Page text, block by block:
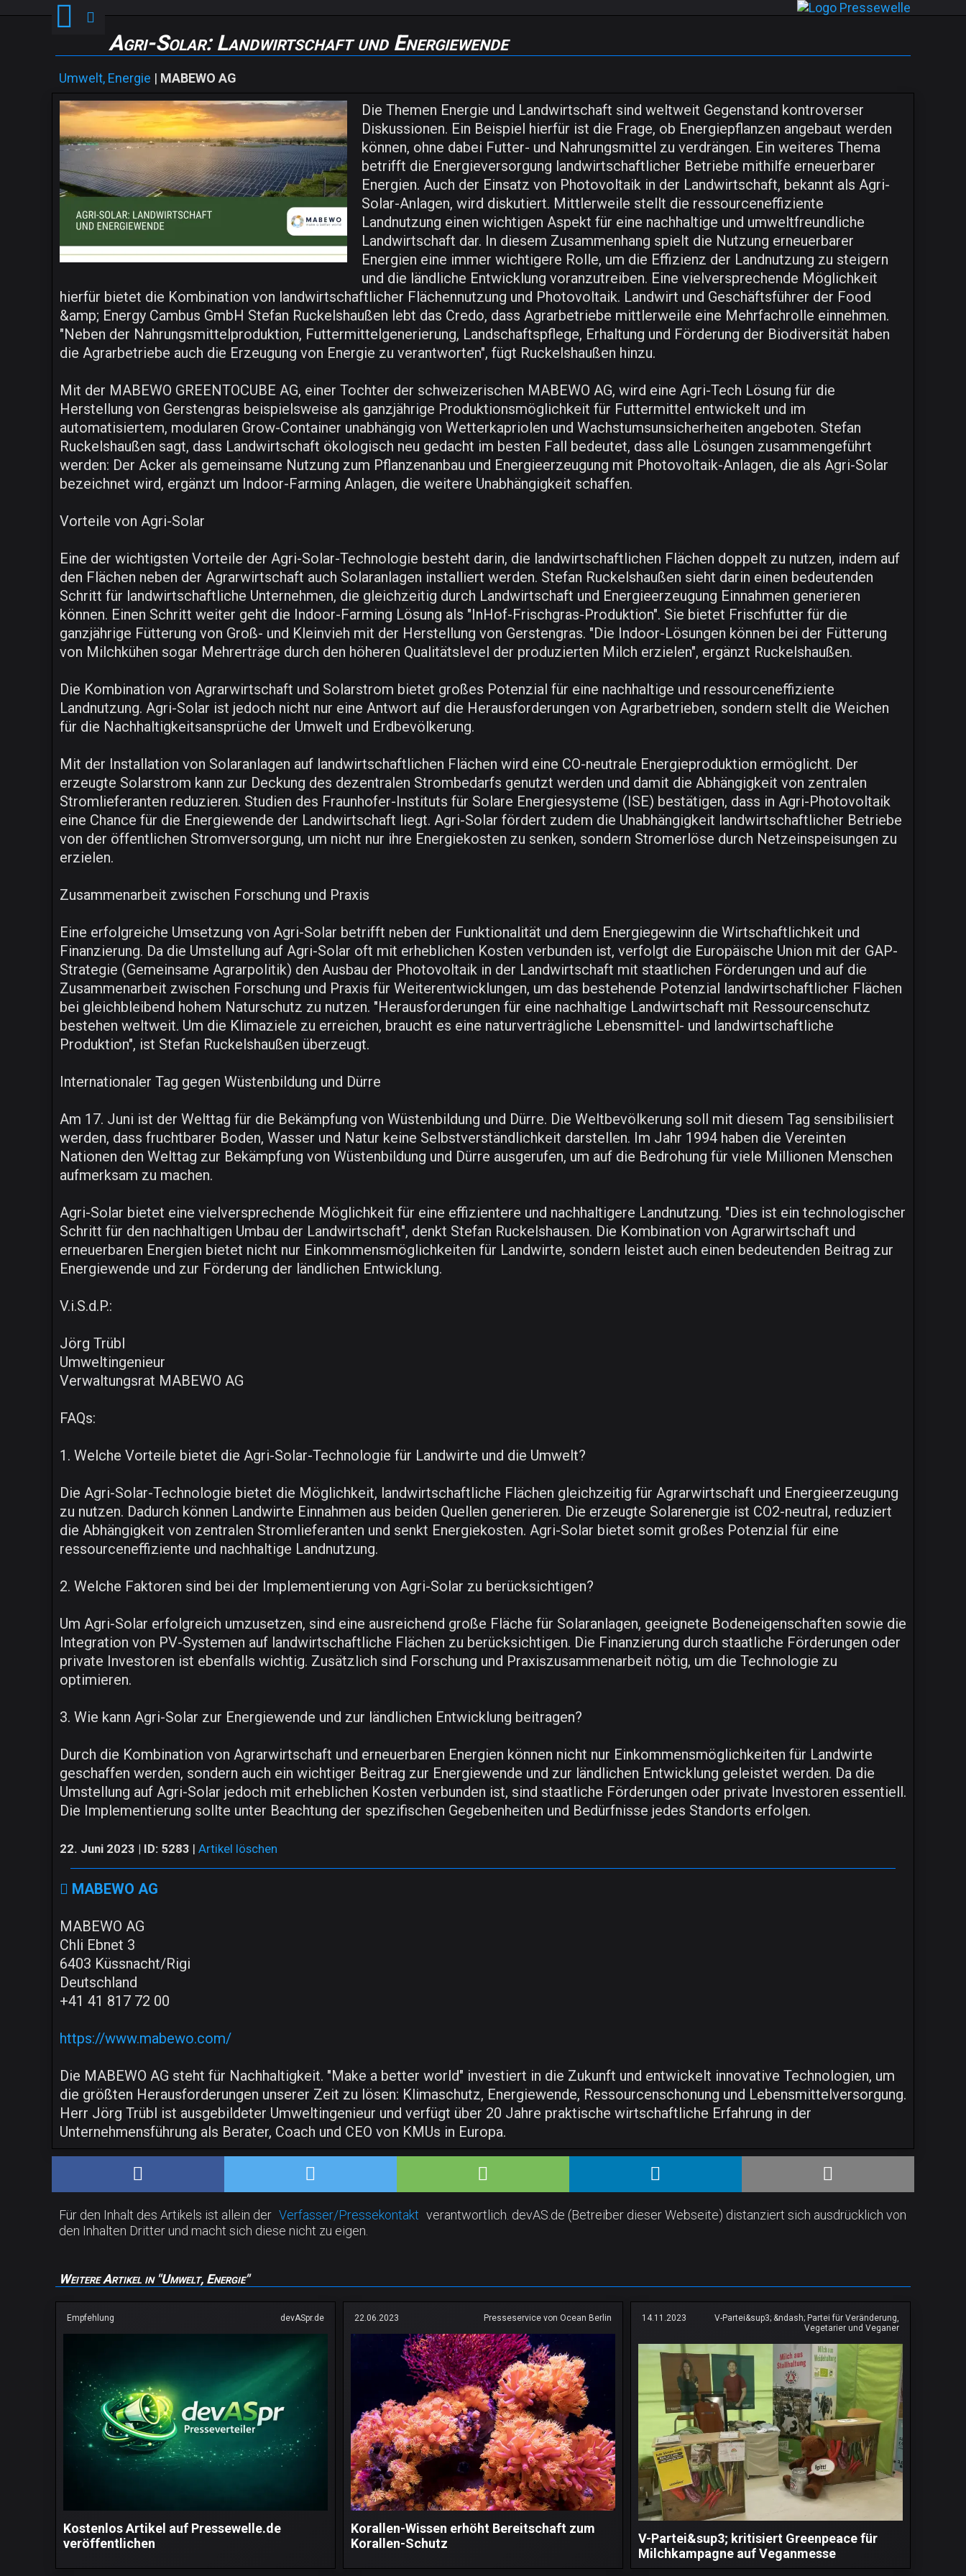
Agri-Solar: Landwirtschaft und Energiewende
Umwelt, Energie | MABEWO AG
Die Themen Energie und Landwirtschaft sind weltweit Gegenstand kontroverser
Diskussionen. Ein Beispiel hierfür ist die Frage, ob Energiepflanzen angebaut werden
können, ohne dabei Futter- und Nahrungsmittel zu verdrängen. Ein weiteres Thema
betrifft die Energieversorgung landwirtschaftlicher Betriebe mithilfe erneuerbarer
Energien. Auch der Einsatz von Photovoltaik in der Landwirtschaft, bekannt als Agri-
Solar-Anlagen, wird diskutiert. Mittlerweile stellt die ressourceneffiziente
Landnutzung einen wichtigen Aspekt für eine nachhaltige und umweltfreundliche
Landwirtschaft dar. In diesem Zusammenhang spielt die Nutzung erneuerbarer
Energien eine immer wichtigere Rolle, um die Effizienz der Landnutzung zu steigern
und die ländliche Entwicklung voranzutreiben. Eine vielversprechende Möglichkeit
hierfür bietet die Kombination von landwirtschaftlicher Flächennutzung und Photovoltaik. Landwirt und Geschäftsführer der Food
&amp; Energy Cambus GmbH Stefan Ruckelshaußen lebt das Credo, dass Agrarbetriebe mittlerweile eine Mehrfachrolle einnehmen.
"Neben der Nahrungsmittelproduktion, Futtermittelgenerierung, Landschaftspflege, Erhaltung und Förderung der Biodiversität haben
die Agrarbetriebe auch die Erzeugung von Energie zu verantworten", fügt Ruckelshaußen hinzu.
Mit der MABEWO GREENTOCUBE AG, einer Tochter der schweizerischen MABEWO AG, wird eine Agri-Tech Lösung für die
Herstellung von Gerstengras beispielsweise als ganzjährige Produktionsmöglichkeit für Futtermittel entwickelt und im
automatisiertem, modularen Grow-Container unabhängig von Wetterkapriolen und Wachstumsunsicherheiten angeboten. Stefan
Ruckelshaußen sagt, dass Landwirtschaft ökologisch neu gedacht im besten Fall bedeutet, dass alle Lösungen zusammengeführt
werden: Der Acker als gemeinsame Nutzung zum Pflanzenanbau und Energieerzeugung mit Photovoltaik-Anlagen, die als Agri-Solar
bezeichnet wird, ergänzt um Indoor-Farming Anlagen, die weitere Unabhängigkeit schaffen.
Vorteile von Agri-Solar
Eine der wichtigsten Vorteile der Agri-Solar-Technologie besteht darin, die landwirtschaftlichen Flächen doppelt zu nutzen, indem auf
den Flächen neben der Agrarwirtschaft auch Solaranlagen installiert werden. Stefan Ruckelshaußen sieht darin einen bedeutenden
Schritt für landwirtschaftliche Unternehmen, die gleichzeitig durch Landwirtschaft und Energieerzeugung Einnahmen generieren
können. Einen Schritt weiter geht die Indoor-Farming Lösung als "InHof-Frischgras-Produktion". Sie bietet Frischfutter für die
ganzjährige Fütterung von Groß- und Kleinvieh mit der Herstellung von Gerstengras. "Die Indoor-Lösungen können bei der Fütterung
von Milchkühen sogar Mehrerträge durch den höheren Qualitätslevel der produzierten Milch erzielen", ergänzt Ruckelshaußen.
Die Kombination von Agrarwirtschaft und Solarstrom bietet großes Potenzial für eine nachhaltige und ressourceneffiziente
Landnutzung. Agri-Solar ist jedoch nicht nur eine Antwort auf die Herausforderungen von Agrarbetrieben, sondern stellt die Weichen
für die Nachhaltigkeitsansprüche der Umwelt und Erdbevölkerung.
Mit der Installation von Solaranlagen auf landwirtschaftlichen Flächen wird eine CO-neutrale Energieproduktion ermöglicht. Der
erzeugte Solarstrom kann zur Deckung des dezentralen Strombedarfs genutzt werden und damit die Abhängigkeit von zentralen
Stromlieferanten reduzieren. Studien des Fraunhofer-Instituts für Solare Energiesysteme (ISE) bestätigen, dass in Agri-Photovoltaik
eine Chance für die Energiewende der Landwirtschaft liegt. Agri-Solar fördert zudem die Unabhängigkeit landwirtschaftlicher Betriebe
von der öffentlichen Stromversorgung, um nicht nur ihre Energiekosten zu senken, sondern Stromerlöse durch Netzeinspeisungen zu
erzielen.
Zusammenarbeit zwischen Forschung und Praxis
Eine erfolgreiche Umsetzung von Agri-Solar betrifft neben der Funktionalität und dem Energiegewinn die Wirtschaftlichkeit und
Finanzierung. Da die Umstellung auf Agri-Solar oft mit erheblichen Kosten verbunden ist, verfolgt die Europäische Union mit der GAP-
Strategie (Gemeinsame Agrarpolitik) den Ausbau der Photovoltaik in der Landwirtschaft mit staatlichen Förderungen und auf die
Zusammenarbeit zwischen Forschung und Praxis für Weiterentwicklungen, um das bestehende Potenzial landwirtschaftlicher Flächen
bei gleichbleibend hohem Naturschutz zu nutzen. "Herausforderungen für eine nachhaltige Landwirtschaft mit Ressourcenschutz
bestehen weltweit. Um die Klimaziele zu erreichen, braucht es eine naturverträgliche Lebensmittel- und landwirtschaftliche
Produktion", ist Stefan Ruckelshaußen überzeugt.
Internationaler Tag gegen Wüstenbildung und Dürre
Am 17. Juni ist der Welttag für die Bekämpfung von Wüstenbildung und Dürre. Die Weltbevölkerung soll mit diesem Tag sensibilisiert
werden, dass fruchtbarer Boden, Wasser und Natur keine Selbstverständlichkeit darstellen. Im Jahr 1994 haben die Vereinten
Nationen den Welttag zur Bekämpfung von Wüstenbildung und Dürre ausgerufen, um auf die Bedrohung für viele Millionen Menschen
aufmerksam zu machen.
Agri-Solar bietet eine vielversprechende Möglichkeit für eine effizientere und nachhaltigere Landnutzung. "Dies ist ein technologischer
Schritt für den nachhaltigen Umbau der Landwirtschaft", denkt Stefan Ruckelshausen. Die Kombination von Agrarwirtschaft und
erneuerbaren Energien bietet nicht nur Einkommensmöglichkeiten für Landwirte, sondern leistet auch einen bedeutenden Beitrag zur
Energiewende und zur Förderung der ländlichen Entwicklung.
V.i.S.d.P.:
Jörg Trübl
Umweltingenieur
Verwaltungsrat MABEWO AG
FAQs:
1. Welche Vorteile bietet die Agri-Solar-Technologie für Landwirte und die Umwelt?
Die Agri-Solar-Technologie bietet die Möglichkeit, landwirtschaftliche Flächen gleichzeitig für Agrarwirtschaft und Energieerzeugung
zu nutzen. Dadurch können Landwirte Einnahmen aus beiden Quellen generieren. Die erzeugte Solarenergie ist CO2-neutral, reduziert
die Abhängigkeit von zentralen Stromlieferanten und senkt Energiekosten. Agri-Solar bietet somit großes Potenzial für eine
ressourceneffiziente und nachhaltige Landnutzung.
2. Welche Faktoren sind bei der Implementierung von Agri-Solar zu berücksichtigen?
Um Agri-Solar erfolgreich umzusetzen, sind eine ausreichend große Fläche für Solaranlagen, geeignete Bodeneigenschaften sowie die
Integration von PV-Systemen auf landwirtschaftliche Flächen zu berücksichtigen. Die Finanzierung durch staatliche Förderungen oder
private Investoren ist ebenfalls wichtig. Zusätzlich sind Forschung und Praxiszusammenarbeit nötig, um die Technologie zu
optimieren.
3. Wie kann Agri-Solar zur Energiewende und zur ländlichen Entwicklung beitragen?
Durch die Kombination von Agrarwirtschaft und erneuerbaren Energien können nicht nur Einkommensmöglichkeiten für Landwirte
geschaffen werden, sondern auch ein wichtiger Beitrag zur Energiewende und zur ländlichen Entwicklung geleistet werden. Da die
Umstellung auf Agri-Solar jedoch mit erheblichen Kosten verbunden ist, sind staatliche Förderungen oder private Investoren essentiell.
Die Implementierung sollte unter Beachtung der spezifischen Gegebenheiten und Bedürfnisse jedes Standorts erfolgen.
22. Juni 2023 | ID: 5283 Artikel löschen
MABEWO AG
MABEWO AG
Chli Ebnet 3
6403 Küssnacht/Rigi
Deutschland
+41 41 817 72 00
https://www.mabewo.com/
Die MABEWO AG steht für Nachhaltigkeit. "Make a better world" investiert in die Zukunft und entwickelt innovative Technologien, um
die größten Herausforderungen unserer Zeit zu lösen: Klimaschutz, Energiewende, Ressourcenschonung und Lebensmittelversorgung.
Herr Jörg Trübl ist ausgebildeter Umweltingenieur und verfügt über 20 Jahre praktische wirtschaftliche Erfahrung in der
Unternehmensführung als Berater, Coach und CEO von KMUs in Europa.
Für den Inhalt des Artikels ist allein der Verfasser/Pressekontakt verantwortlich. devAS.de (Betreiber dieser Webseite) distanziert sich ausdrücklich von
den Inhalten Dritter und macht sich diese nicht zu eigen.
Weitere Artikel in "Umwelt, Energie"
Empfehlung devASpr.de
Kostenlos Artikel auf Pressewelle.de
veröffentlichen
22.06.2023 Presseservice von Ocean Berlin
Korallen-Wissen erhöht Bereitschaft zum
Korallen-Schutz
14.11.2023
V-Partei&sup3; &ndash; Partei für Veränderung,
Vegetarier und Veganer
V-Partei&sup3; kritisiert Greenpeace für
Milchkampagne auf Veganmesse